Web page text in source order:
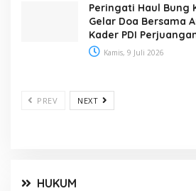
Peringati Haul Bung
Gelar Doa Bersama
Kader PDI
Kamis, 9 Juli 2026
PREV NEXT
HUKUM